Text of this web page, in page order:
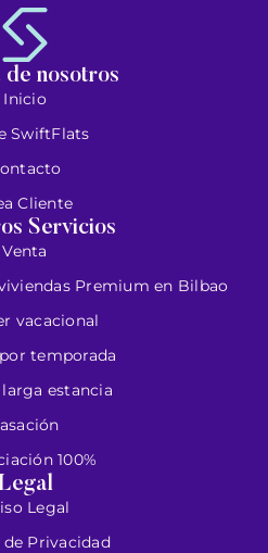
nosotros
Inicio
SwiftFlats
Cliente
Servicios
Venta
Premium en Bilbao
vacacional
temporada
estancia
100%
Legal
Legal
Privacidad